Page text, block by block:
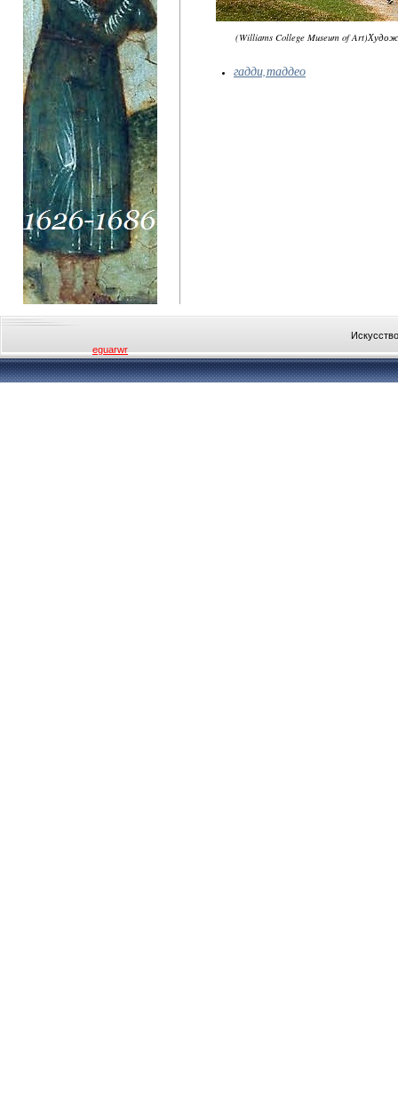
(Williams College Museum of
гадди,таддео
eguarwr